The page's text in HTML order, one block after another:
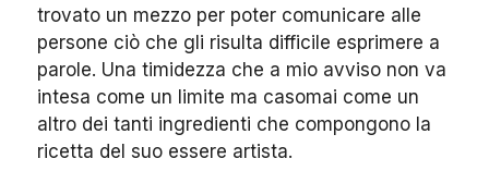
trovato un mezzo per poter comunicare alle
persone ciò che gli risulta difficile esprimere a
parole. Una timidezza che a mio avviso non va
intesa come un limite ma casomai come un
altro dei tanti ingredienti che compongono la
ricetta del suo essere artista.